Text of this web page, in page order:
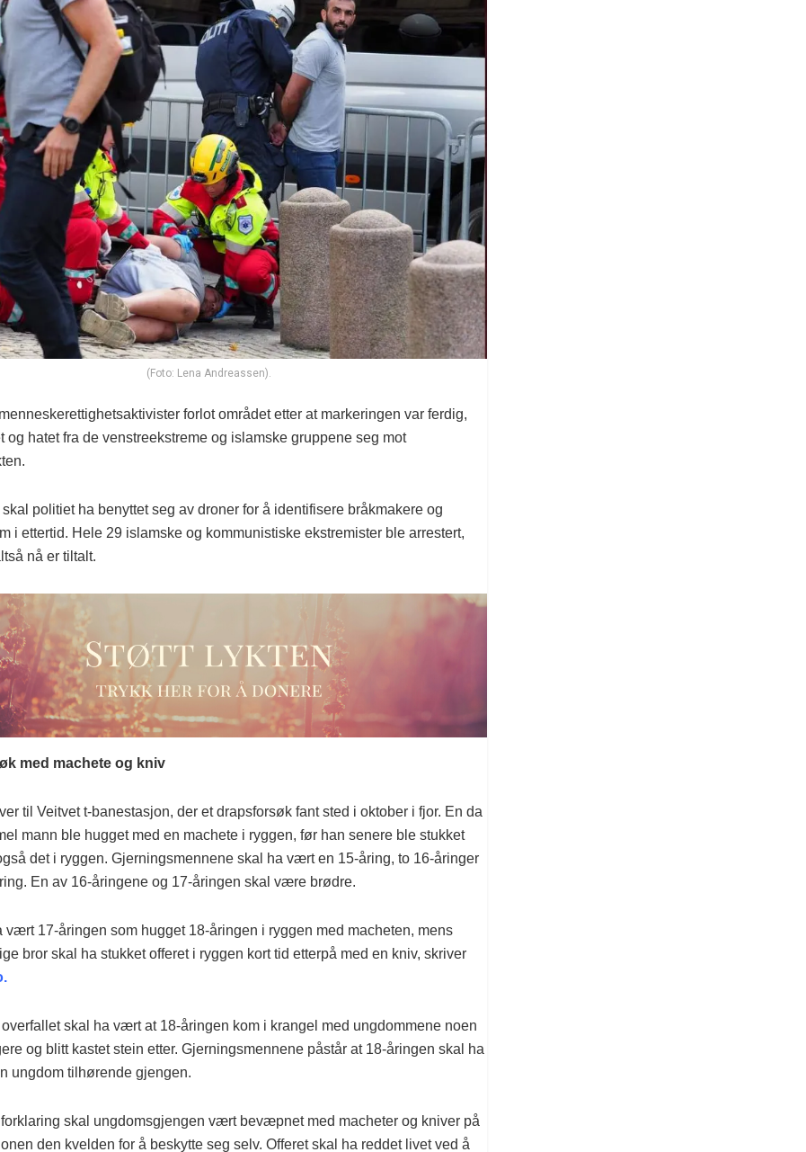
(Foto: Lena Andreassen).
forlot området etter at markeringen var ferdig,
og hatet fra de venstreekstreme og islamske gruppene seg mot
skal politiet ha benyttet seg av droner for å identifisere bråkmakere og
i ettertid. Hele 29 islamske og kommunistiske ekstremister ble arrestert,
nå er tiltalt.
med machete og kniv
til Veitvet t-banestasjon, der et drapsforsøk fant sted i oktober i fjor. En da
mann ble hugget med en machete i ryggen, før han senere ble stukket
det i ryggen. Gjerningsmennene skal ha vært en 15-åring, to 16-åringer
En av 16-åringene og 17-åringen skal være brødre.
vært 17-åringen som hugget 18-åringen i ryggen med macheten, mens
bror skal ha stukket offeret i ryggen kort tid etterpå med en kniv, skriver
skal ha vært at 18-åringen kom i krangel med ungdommene noen
og blitt kastet stein etter. Gjerningsmennene påstår at 18-åringen skal ha
ungdom tilhørende gjengen.
skal ungdomsgjengen vært bevæpnet med macheter og kniver på
den kvelden for å beskytte seg selv. Offeret skal ha reddet livet ved å